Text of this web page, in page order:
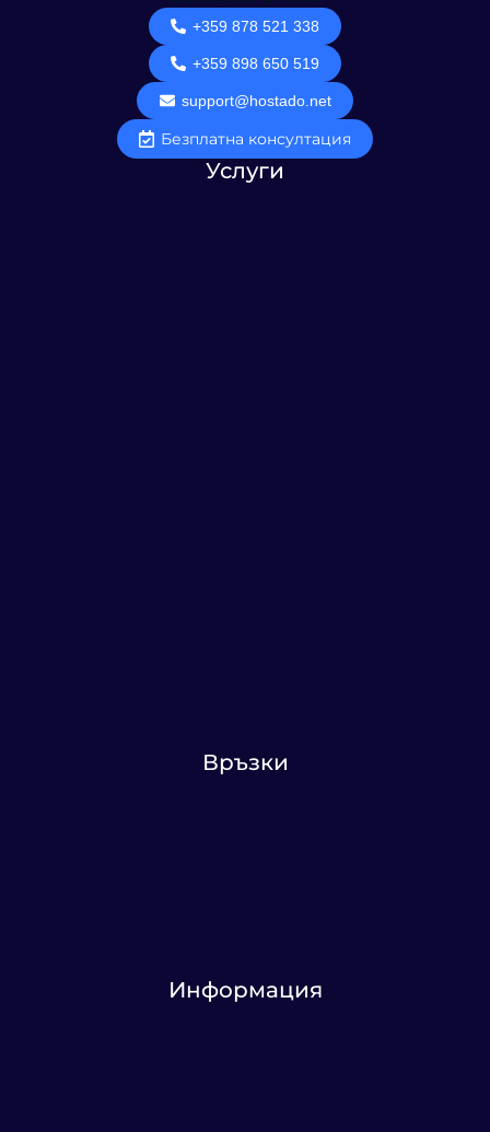
+359 878 521 338
+359 898 650 519
support@hostado.net
Безплатна консултация
Услуги
Връзки
Информация